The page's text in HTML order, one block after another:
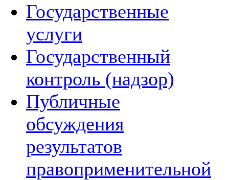
Государственные
услуги
Государственный
контроль (надзор)
Публичные
обсуждения
результатов
правоприменительной